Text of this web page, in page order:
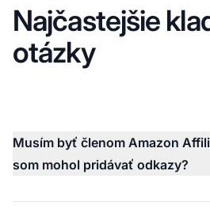
Najčastejšie
otázky
Musím byť členom Amazon
som mohol pridávať odkazy?